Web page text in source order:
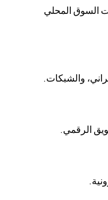
السوق المحلي
والشبكات.
الرقمي.